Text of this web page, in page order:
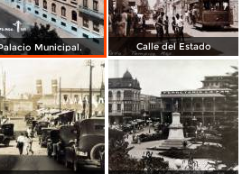
Municipal. Calle del Estado